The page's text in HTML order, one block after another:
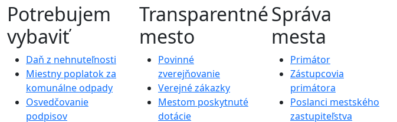
Potrebujem
vybaviť
Daň z nehnuteľnosti
Miestny poplatok za
komunálne odpady
Osvedčovanie
podpisov
Transparentné
mesto
Povinné
zverejňovanie
Verejné zákazky
Mestom poskytnuté
dotácie
Správa
mesta
Primátor
Zástupcovia
primátora
Poslanci mestského
zastupiteľstva